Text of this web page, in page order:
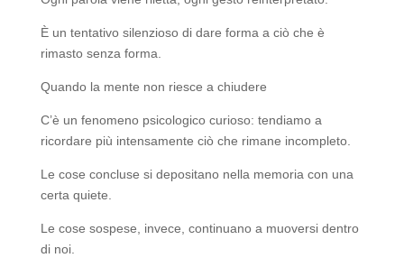
È un tentativo silenzioso di dare forma a ciò che è
rimasto senza forma.
Quando la mente non riesce a chiudere
C’è un fenomeno psicologico curioso: tendiamo a
ricordare più intensamente ciò che rimane incompleto.
Le cose concluse si depositano nella memoria con una
certa quiete.
Le cose sospese, invece, continuano a muoversi dentro
di noi.